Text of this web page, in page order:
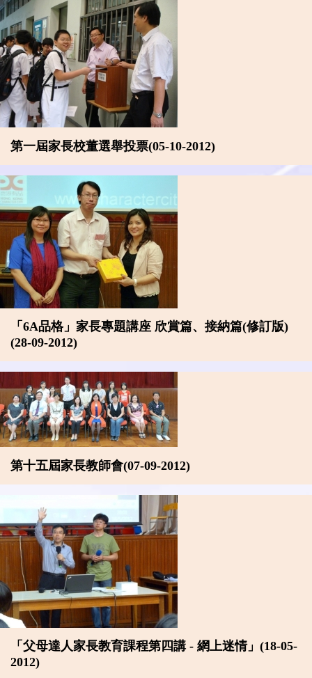
第一屆家長校董選舉投票(05-10-2012)
「6A品格」家長專題講座 欣賞篇、接納篇(修訂版)
(28-09-2012)
第十五屆家長教師會(07-09-2012)
「父母達人家長教育課程第四講 - 網上迷情」(18-05-
2012)